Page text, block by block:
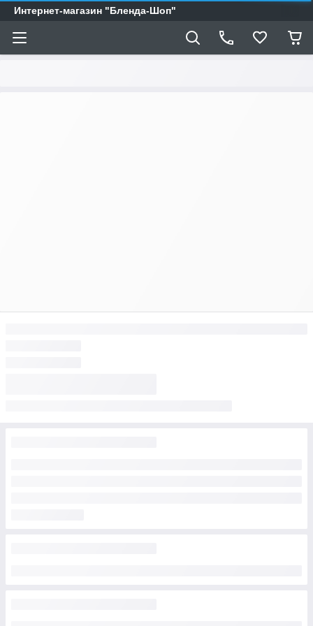
Интернет-магазин "Бленда-Шоп"